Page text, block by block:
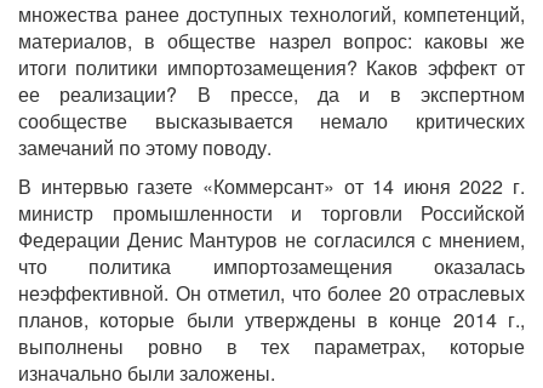
множества ранее доступных технологий, компетенций,
материалов, в обществе назрел вопрос: каковы же
итоги политики импортозамещения? Каков эффект от
ее реализации? В прессе, да и в экспертном
сообществе высказывается немало критических
замечаний по этому поводу.
В интервью газете «Коммерсант» от 14 июня 2022 г.
министр промышленности и торговли Российской
Федерации Денис Мантуров не согласился с мнением,
что политика импортозамещения оказалась
неэффективной. Он отметил, что более 20 отраслевых
планов, которые были утверждены в конце 2014 г.,
выполнены ровно в тех параметрах, которые
изначально были заложены.